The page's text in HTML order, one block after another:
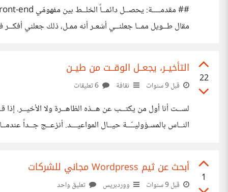
مقال طــويل ممــا جعلنــي أشعـر أنه ممـل، ذلك جعلني أفكــر
البشــر
22
التأخيــر، يجعــل الوقــت من طيــن
قبل 9 سنوات ثقافة
لســت أنا أول من يكتــب عن هــذه الظاهــرة ولا الأخيــر.
النــاس بالمسـؤوليــّــة حيــال المواعيـــد. أنزعــج جــداً
1
أبحث عن ثيم Wordpress مجاني للشركات
قبل 9 سنوات ووردبريس تعليق واحد